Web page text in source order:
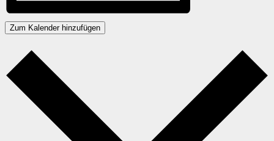
Zum Kalender hinzufügen